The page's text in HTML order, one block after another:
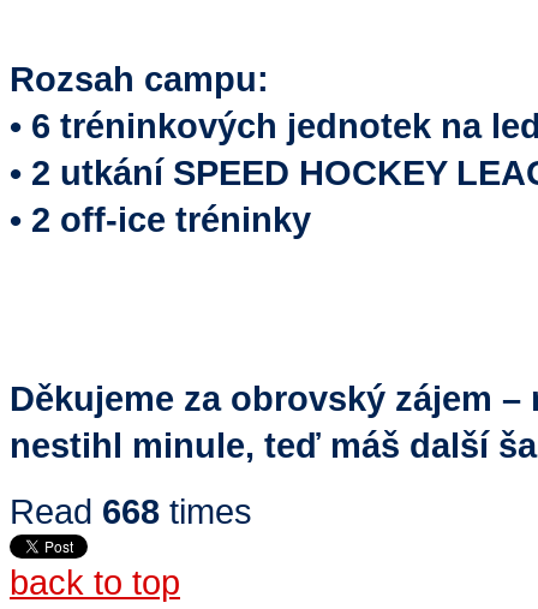
Rozsah campu:
• 6 tréninkových jednotek na
• 2 utkání SPEED HOCKEY
• 2 off-ice tréninky
Děkujeme za obrovský zájem
nestihl minule, teď máš další
Read 668 times
back to top